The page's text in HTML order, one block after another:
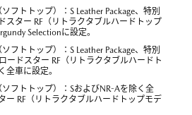
フトトップ）：S Leather Package、特別
スター RF（リトラクタブルハードトップ
Selectionに設定。
フトトップ）：S Leather Package、特別
ードスター RF（リトラクタブルハードト
全車に設定。
フトトップ）：SおよびNR-Aを除く全
ー RF（リトラクタブルハードトップモデ